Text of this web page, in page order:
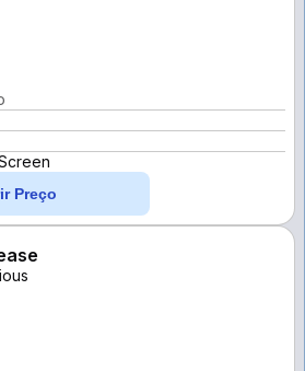
Preço